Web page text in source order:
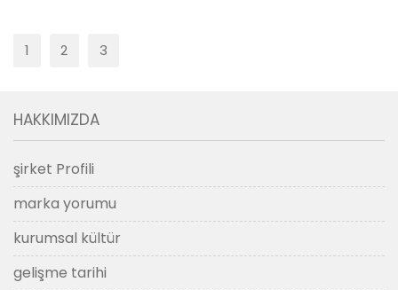
1 2 3
HAKKIMIZDA
şirket Profili
marka yorumu
kurumsal kültür
gelişme tarihi